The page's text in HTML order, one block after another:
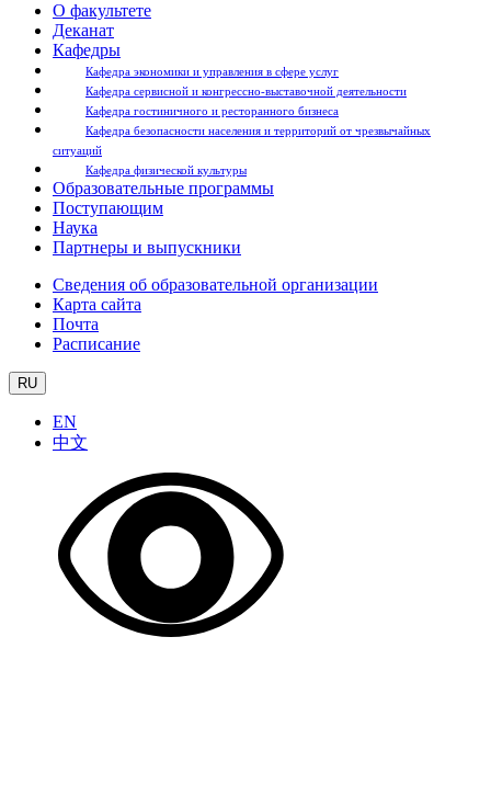
О факультете
Деканат
Кафедры
Кафедра экономики и управления в сфере услуг
Кафедра сервисной и конгрессно-выставочной деятельности
Кафедра гостиничного и ресторанного бизнеса
Кафедра безопасности населения и территорий от чрезвычайных
ситуаций
Кафедра физической культуры
Образовательные программы
Поступающим
Наука
Партнеры и выпускники
Сведения об образовательной организации
Карта сайта
Почта
Расписание
RU
EN
中文